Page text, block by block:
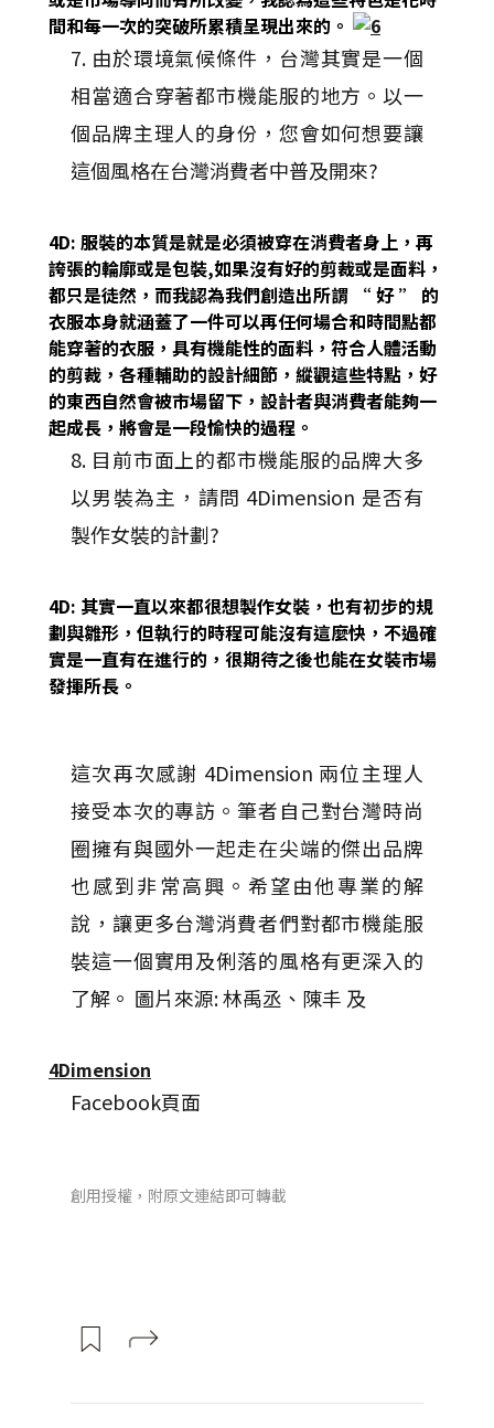
間和每一次的突破所累積呈現出來的。
7. 由於環境氣候條件，台灣其實是一個
相當適合穿著都市機能服的地方。以一
個品牌主理人的身份，您會如何想要讓
這個風格在台灣消費者中普及開來?
4D: 服裝的本質是就是必須被穿在消費者身上，再
誇張的輪廓或是包裝,如果沒有好的剪裁或是面料，
都只是徒然，而我認為我們創造出所謂 “ 好 ” 的
衣服本身就涵蓋了一件可以再任何場合和時間點都
能穿著的衣服，具有機能性的面料，符合人體活動
的剪裁，各種輔助的設計細節，縱觀這些特點，好
的東西自然會被市場留下，設計者與消費者能夠一
起成長，將會是一段愉快的過程。
8. 目前市面上的都市機能服的品牌大多
以男裝為主，請問 4Dimension 是否有
製作女裝的計劃?
4D: 其實一直以來都很想製作女裝，也有初步的規
劃與雛形，但執行的時程可能沒有這麼快，不過確
實是一直有在進行的，很期待之後也能在女裝市場
發揮所長。
這次再次感謝 4Dimension 兩位主理人
接受本次的專訪。筆者自己對台灣時尚
圈擁有與國外一起走在尖端的傑出品牌
也感到非常高興。希望由他專業的解
說，讓更多台灣消費者們對都市機能服
裝這一個實用及俐落的風格有更深入的
了解。 圖片來源: 林禹丞、陳丰 及
4Dimension
Facebook頁面
創用授權，附原文連結即可轉載